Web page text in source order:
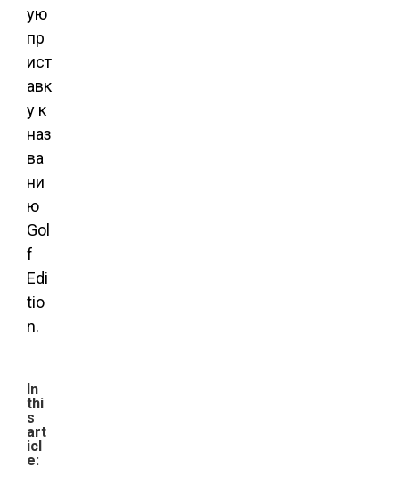
ую
пр
ист
авк
у к
наз
ва
ни
ю
Gol
f
Edi
tio
n.
In
thi
s
art
icl
e: